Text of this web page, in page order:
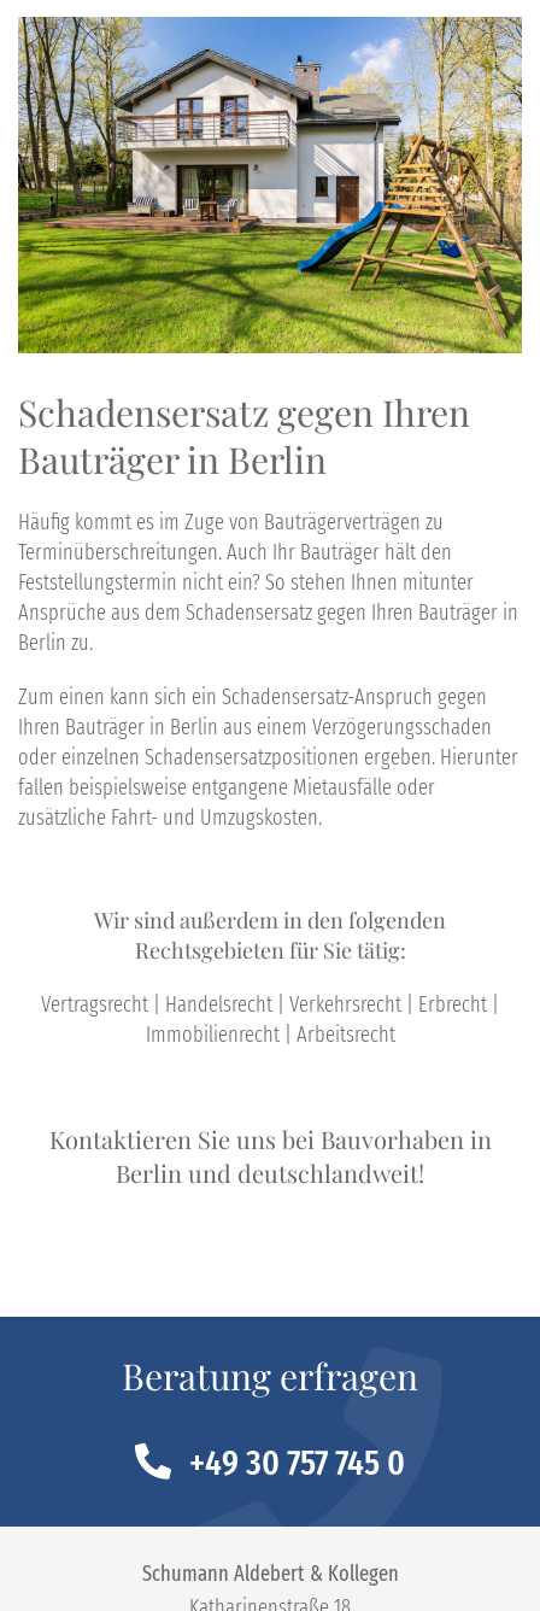
Schadensersatz gegen Ihren
Bauträgerin Berlin
Häufig kommt es im Zuge von Bauträgerverträgen zu
Terminüberschreitungen. Auch Ihr Bauträger hält den
Feststellungstermin nicht ein? So stehen Ihnen mitunter
Ansprüche aus dem Schadensersatzgegen Ihren Bauträger in
Berlin zu.
Zum einen kann sich ein Schadensersatz-Anspruch gegen
Ihren Bauträger in Berlin aus einem Verzögerungsschaden
oder einzelnen Schadensersatzpositionen ergeben. Hierunter
fallen beispielsweise entgangene Mietausfälle oder
zusätzliche Fahrt- und Umzugskosten.
Wir sind außerdem in den folgenden
Rechtsgebieten für Sie tätig:
Vertragsrecht | Handelsrecht | Verkehrsrecht | Erbrecht |
Immobilienrecht | Arbeitsrecht
Kontaktieren Sie uns bei Bauvorhaben in
Berlin und deutschlandweit!
Beratung erfragen
+49 30 757 745 0
Schumann Aldebert & Kollegen